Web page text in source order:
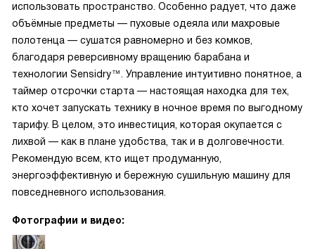
использовать пространство. Особенно радует, что даже
объёмные предметы — пуховые одеяла или махровые
полотенца — сушатся равномерно и без комков,
благодаря реверсивному вращению барабана и
технологии Sensidry™. Управление интуитивно понятное, а
таймер отсрочки старта — настоящая находка для тех,
кто хочет запускать технику в ночное время по выгодному
тарифу. В целом, это инвестиция, которая окупается с
лихвой — как в плане удобства, так и в долговечности.
Рекомендую всем, кто ищет продуманную,
энергоэффективную и бережную сушильную машину для
повседневного использования.
Фотографии и видео: